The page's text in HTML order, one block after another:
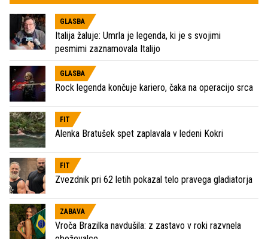
GLASBA
Italija žaluje: Umrla je legenda, ki je s svojimi
pesmimi zaznamovala Italijo
GLASBA
Rock legenda končuje kariero, čaka na operacijo srca
FIT
Alenka Bratušek spet zaplavala v ledeni Kokri
FIT
Zvezdnik pri 62 letih pokazal telo pravega gladiatorja
ZABAVA
Vroča Brazilka navdušila: z zastavo v roki razvnela